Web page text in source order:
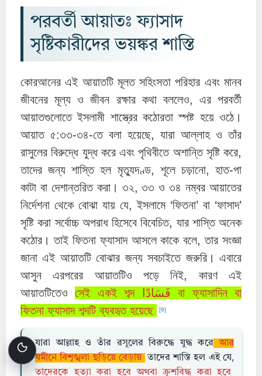
পরবর্তী আয়াতঃ ফ্যাসাদ
সৃষ্টিকারীদের ভয়ঙ্কর শাস্তি
কোরআনের এই আয়াতটি মূলত সহিংসতা পরিহার এবং মানব
জীবনের মূল্য ও জীবন রক্ষার কথা বললেও, এর পরবর্তী
আয়াতগুলোতে ইসলামী শাস্ত্রের কঠোরতা স্পষ্ট হয়ে ওঠে।
আয়াত ৫:৩৩-৩৪-তে বলা হয়েছে, যারা আল্লাহ ও তাঁর
রাসুলের বিরুদ্ধে যুদ্ধ করে এবং পৃথিবীতে অশান্তি সৃষ্টি করে,
তাদের জন্য শাস্তি হল মৃত্যুদণ্ড, শূলে চড়ানো, হাত-পা
কাটা বা দেশান্তরিত করা। ৩২, ৩৩ ও ৩৪ নম্বর আয়াতের
নির্দেশনা থেকে বোঝা যায় যে, ইসলামে ‘ফিতনা’ বা ‘ফাসাদ’
সৃষ্টি করা সর্বোচ্চ অপরাধ হিসেবে বিবেচিত, যার শাস্তি অনেক
কঠোর। তাই ফিতনা ফ্যাসাদ আসলে কাকে বলে, তার সংজ্ঞা
জানা এই আয়াতটি বোঝার জন্য সবচাইতে জরুরি। এবারে
আসুন এরপরের আয়াতটিও পড়ে নিই, কারণ এই
আয়াতটিতেওসেই একই শব্দ فَسَادًا বা ফ্যাসাদিন বা
ফিতনা ফ্যাসাদ শব্দটি ব্যবহৃত হয়েছে
[9]
যারা আল্লাহ ও তাঁর রসূলের বিরুদ্ধে যুদ্ধ করে আর
যমীনে বিশৃঙ্খলা ছড়িয়ে বেড়ায় তাদের শাস্তি হল এই যে,
তাদেরকে হত্যা করা হবে অথবা ক্রুশবিদ্ধ করা হবে